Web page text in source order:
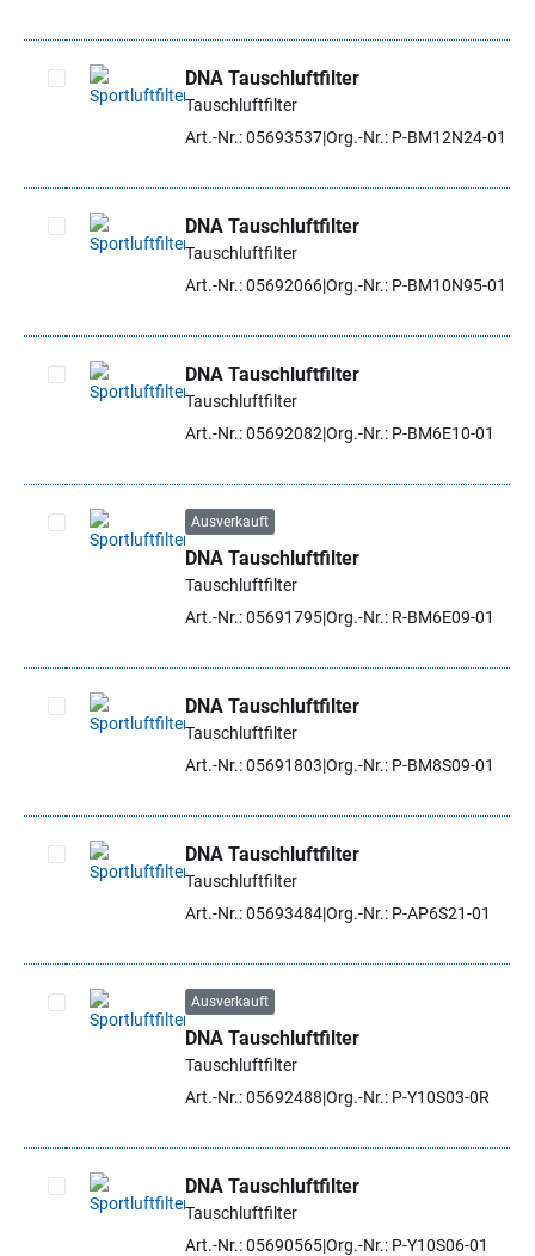
Artikel auswählen
DNA Tauschluftfilter
Tauschluftfilter
Art.-Nr.: 05693537Org.-Nr.: P-BM12N24-01
Artikel auswählen
DNA Tauschluftfilter
Tauschluftfilter
Art.-Nr.: 05692066Org.-Nr.: P-BM10N95-01
Artikel auswählen
DNA Tauschluftfilter
Tauschluftfilter
Art.-Nr.: 05692082 Org.-Nr.: P-BM6E10-01
Artikel auswählen
Ausverkauft
DNA Tauschluftfilter
Tauschluftfilter
Art.-Nr.: 05691795Org.-Nr.: R-BM6E09-01
Artikel auswählen
DNA Tauschluftfilter
Tauschluftfilter
Art.-Nr.: 05691803 Org.-Nr.: P-BM8S09-01
Artikel auswählen
DNA Tauschluftfilter
Tauschluftfilter
Art.-Nr.: 05693484Org.-Nr.: P-AP6S21-01
Artikel auswählen
Ausverkauft
DNA Tauschluftfilter
Tauschluftfilter
Art.-Nr.: 05692488 Org.-Nr.: P-Y10S03-0R
Artikel auswählen
DNA Tauschluftfilter
Tauschluftfilter
Art.-Nr.: 05690565Org.-Nr.: P-Y10S06-01